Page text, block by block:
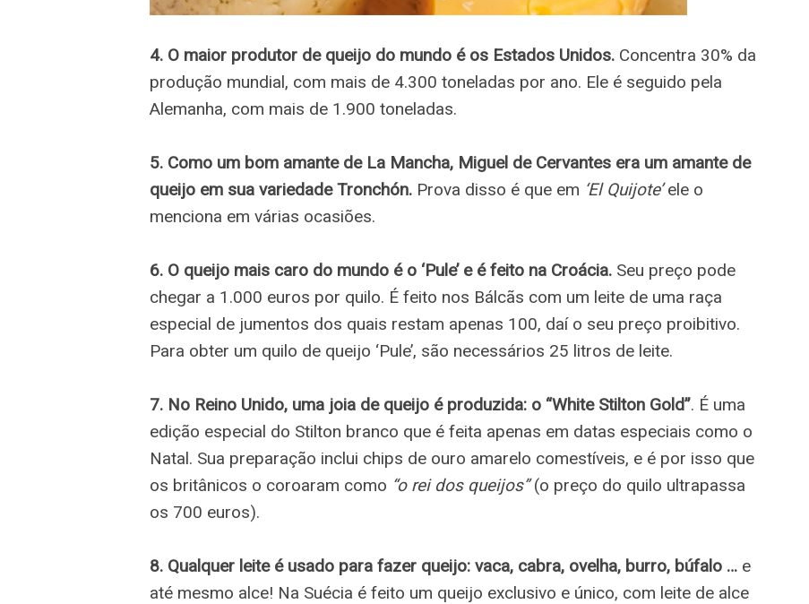
4. O maior produtor de queijo do mundo é os Estados Unidos. Concentra 30% da
produção mundial, com mais de 4.300 toneladas por ano. Ele é seguido pela
Alemanha, com mais de 1.900 toneladas.
5. Como um bom amante de La Mancha, Miguel de Cervantes era um amante de
queijo em sua variedade Tronchón. Prova disso é que em ‘El Quijote’ele o
menciona em várias ocasiões.
6. O queijo mais caro do mundo é o ‘Pule’ e é feito na Croácia. Seu preço pode
chegar a 1.000 euros por quilo. É feito nos Bálcãs com um leite de uma raça
especial de jumentos dos quais restam apenas 100, daí o seu preço proibitivo.
Para obter um quilo de queijo ‘Pule’, são necessários 25 litros de leite.
7. No Reino Unido, uma joia de queijo é produzida: o “White Stilton Gold”. É uma
edição especial do Stilton branco que é feita apenas em datas especiais como o
Natal. Sua preparação inclui chips de ouro amarelo comestíveis, e é por isso que
os britânicos o coroaram como “o rei dos queijos”(o preço do quilo ultrapassa
os 700 euros).
8. Qualquer leite é usado para fazer queijo: vaca, cabra, ovelha, burro, búfalo … e
até mesmo alce! Na Suécia é feito um queijo exclusivo e único, com leite de alce